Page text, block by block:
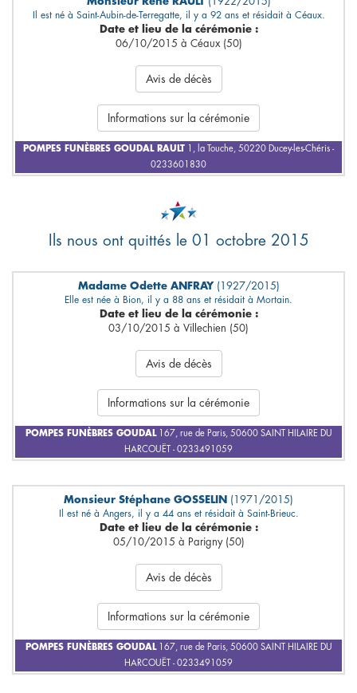
Il est né à Saint-Aubin-de-Terregatte, il y a 92 ans et résidait à Céaux.
Date et lieu de la cérémonie :
06/10/2015 à Céaux (50)
Avis de décès
Informations sur la cérémonie
POMPES FUNÈBRES GOUDAL RAULT 1, la Touche, 50220 Ducey-les-Chéris -
0233601830
Ils nous ont quittés le 01 octobre 2015
Madame Odette ANFRAY (1927/2015)
Elle est née à Bion, il y a 88 ans et résidait à Mortain.
Date et lieu de la cérémonie :
03/10/2015 à Villechien (50)
Avis de décès
Informations sur la cérémonie
POMPES FUNÈBRES GOUDAL167, rue de Paris, 50600 SAINT HILAIRE DU
HARCOUËT - 0233491059
Monsieur Stéphane GOSSELIN (1971/2015)
Il est né à Angers, il y a 44 ans et résidait à Saint-Brieuc.
Date et lieu de la cérémonie :
05/10/2015 à Parigny (50)
Avis de décès
Informations sur la cérémonie
POMPES FUNÈBRES GOUDAL167, rue de Paris, 50600 SAINT HILAIRE DU
HARCOUËT - 0233491059